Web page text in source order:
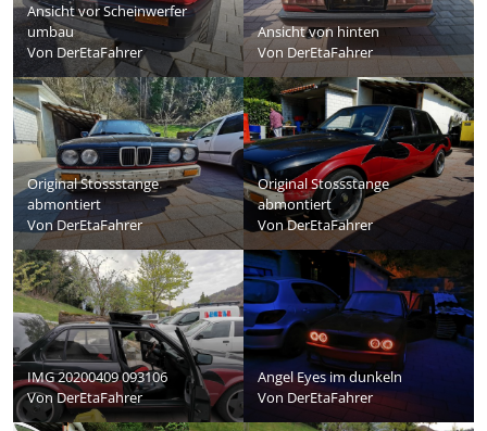
Ansicht vor Scheinwerfer
umbau
Von DerEtaFahrer
Ansicht von hinten
Von DerEtaFahrer
Original Stossstange
abmontiert
VonDerEtaFahrer
Original Stossstange
abmontiert
VonDerEtaFahrer
IMG 20200409 093106
VonDerEtaFahrer
Angel Eyes im dunkeln
Von DerEtaFahrer